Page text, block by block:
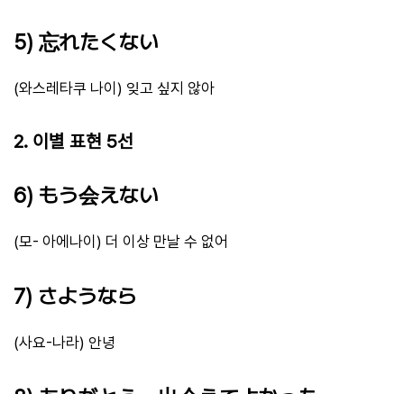
5) 忘れたくない
(와스레타쿠 나이) 잊고 싶지 않아
2. 이별 표현 5선
6) もう会えない
(모- 아에나이) 더 이상 만날 수 없어
7) さようなら
(사요-나라) 안녕